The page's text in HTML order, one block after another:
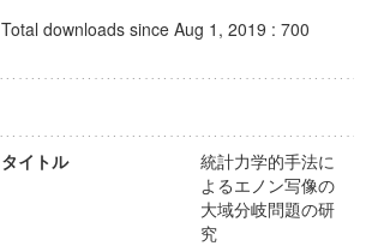
Total downloads since Aug 1, 2019 : 700
タイトル
統計力学的手法に
よるエノン写像の
大域分岐問題の研
究